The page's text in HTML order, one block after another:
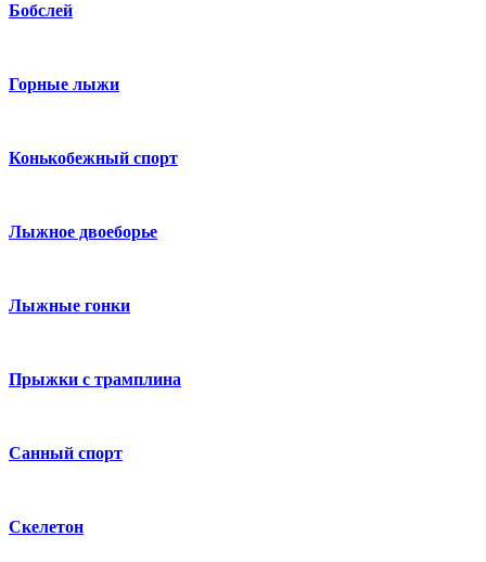
Бобслей
Горные лыжи
Конькобежный спорт
Лыжное двоеборье
Лыжные гонки
Прыжки с трамплина
Санный спорт
Скелетон